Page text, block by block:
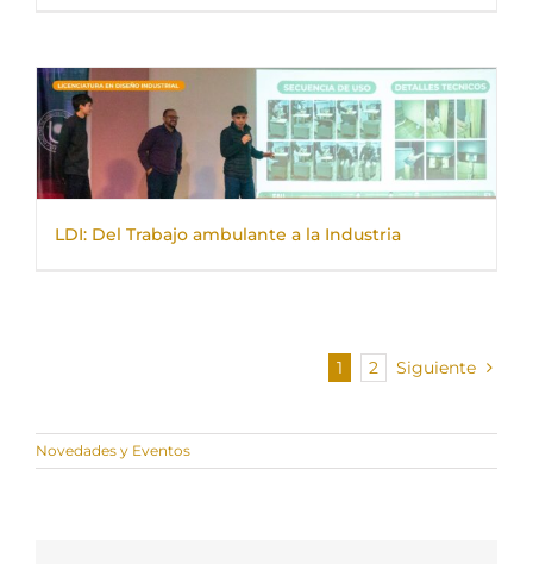
LDI: Del Trabajo ambulante a la Industria
1 2 Siguiente
Novedades y Eventos